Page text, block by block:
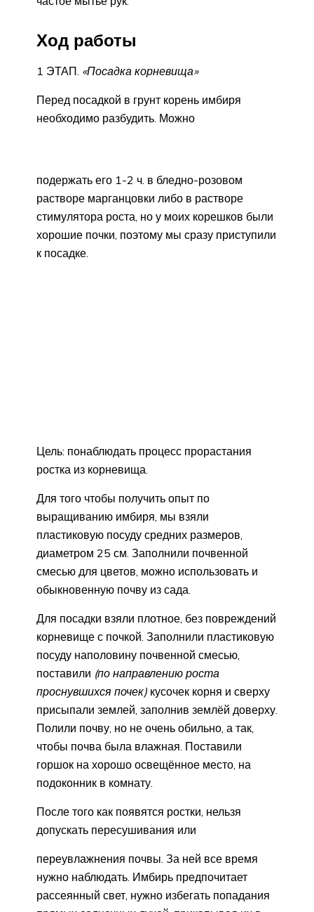
Ход работы
1 ЭТАП. «Посадка корневища»
Перед посадкой в грунт корень имбиря
необходимо разбудить. Можно
подержать его 1-2 ч. в бледно-розовом
растворе марганцовки либо в растворе
стимулятора роста, но у моих корешков были
хорошие почки, поэтому мы сразу приступили
к посадке.
Цель: понаблюдать процесс прорастания
ростка из корневища.
Для того чтобы получить опыт по
выращиванию имбиря, мы взяли
пластиковую посуду средних размеров,
диаметром 25 см. Заполнили почвенной
смесью для цветов, можно использовать и
обыкновенную почву из сада.
Для посадки взяли плотное, без повреждений
корневище с почкой. Заполнили пластиковую
посуду наполовину почвенной смесью,
поставили (по направлению роста
проснувшихся почек) кусочек корня и сверху
присыпали землей, заполнив землёй доверху.
Полили почву, но не очень обильно, а так,
чтобы почва была влажная. Поставили
горшок на хорошо освещённое место, на
подоконник в комнату.
После того как появятся ростки, нельзя
допускать пересушивания или
переувлажнения почвы. За ней все время
нужно наблюдать. Имбирь предпочитает
рассеянный свет, нужно избегать попадания